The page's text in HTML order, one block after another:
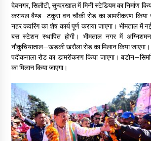
Thought Of The Day 10 May
May 10, 2022
देवनगर, सिलौटी, सुन्दरखाल में मिनी स्टेडियम का निर्माण
करायल बैण्ड–टकुरा वन चौकी रोड का डामरीकरण किया
नहर कवरिंग का शेष कार्य पूर्ण कराया जाएगा। भीमताल में
बस स्टेशन स्थापित होगी। भीमताल नगर में
नौकुचियाताल–खड़की खरौला रोड का मिलान किया
पदीकनाला रोड का डामरीकरण किया जाएगा।
का मिलान किया जाएगा।